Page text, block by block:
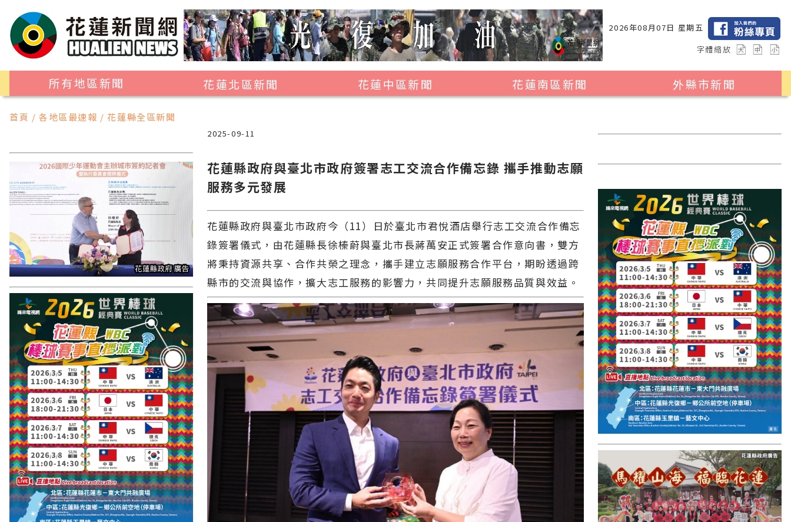
2026年08月07日 星期五
字體縮放
所有地區新聞
花蓮北區新聞
吉安鄉
秀林鄉
花蓮中區新聞
光復鄉
花蓮南區新聞
富里鄉
外縣市新聞
2024暑期夏令營專區
台中市
彰化縣
高雄市
國外報導
台東縣
關山鎮
苗栗縣
其他地區
新竹市
和平鄉
台南市
澎湖縣
香港
台東市
首頁 / 各地區最速報 / 花蓮縣全區新聞
2025-09-11
花蓮縣政府與臺北市政府簽署志工交流合作備忘錄 攜手推動志願
服務多元發展
花蓮縣政府與臺北市政府今（11）日於臺北市君悅酒店舉行志工交流合作備忘
錄簽署儀式，由花蓮縣長徐榛蔚與臺北市長蔣萬安正式簽署合作意向書，雙方
將秉持資源共享、合作共榮之理念，攜手建立志願服務合作平台，期盼透過跨
縣市的交流與協作，擴大志工服務的影響力，共同提升志願服務品質與效益。